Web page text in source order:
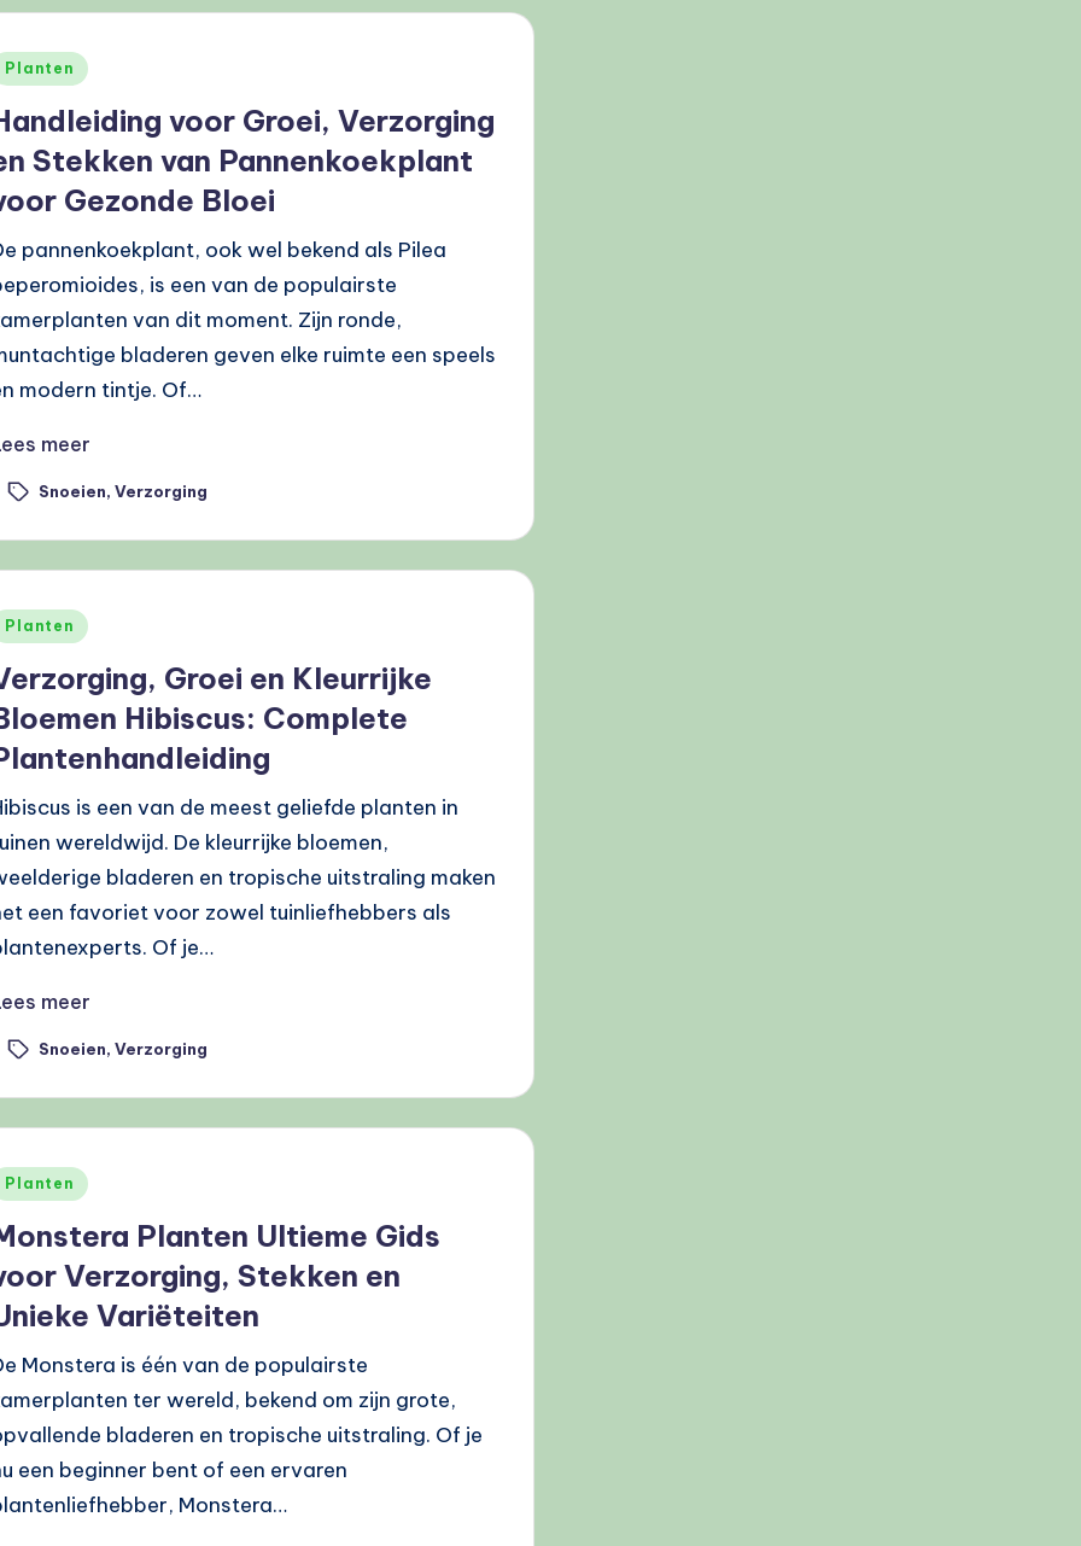
Planten
voor Groei, Verzorging
Stekken van Pannenkoekplant
Gezonde Bloei
pannenkoekplant, ook wel bekend als Pilea
is een van de populairste
van dit moment. Zijn ronde,
bladeren geven elke ruimte een speels
modern tintje. Of…
meer
Snoeien, Verzorging
Planten
Groei en Kleurrijke
Hibiscus: Complete
is een van de meest geliefde planten in
wereldwijd. De kleurrijke bloemen,
bladeren en tropische uitstraling maken
een favoriet voor zowel tuinliefhebbers als
Of je…
meer
Snoeien, Verzorging
Planten
Planten Ultieme Gids
Verzorging, Stekken en
Variëteiten
Monstera is één van de populairste
ter wereld, bekend om zijn grote,
bladeren en tropische uitstraling. Of je
een beginner bent of een ervaren
Monstera…